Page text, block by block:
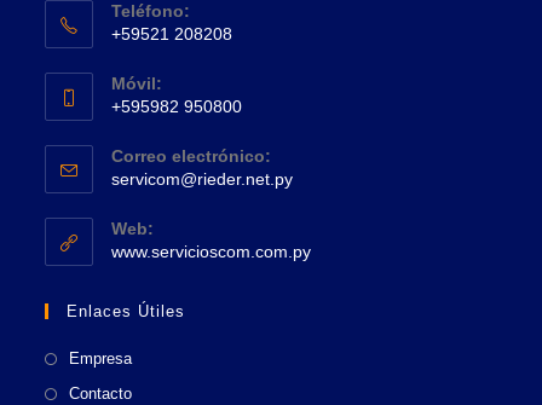
abre
una
nueva
Teléfono:
+59521 208208
abre
en
tu
aplicación
Móvil:
+595982 950800
abre
en
tu
aplicación
Correo electrónico:
servicom@rieder.net.pySe
aplicación
Web:
www.servicioscom.com.pySe
Enlaces Útiles
Empresa
Contacto